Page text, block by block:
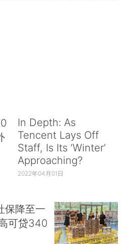
In Depth: As
Tencent Lays Off
Staff, Is Its ‘Winter’
Approaching?
2022年04月01日
保降至一
可贷340